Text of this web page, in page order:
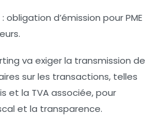
obligation d’émission pour PME
va exiger la transmission de
sur les transactions, telles
et la TVA associée, pour
et la transparence.